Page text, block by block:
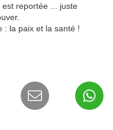
reportée ... juste
: la paix et la santé !